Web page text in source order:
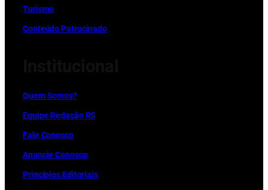
Turismo
Conteúdo Patrocinado
Quem Somos?
Equipe Redação RS
Fale Conosco
Anuncie Conosco
Princípios Editoriais